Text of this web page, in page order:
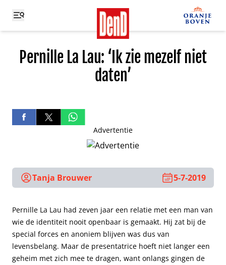
Pernille La Lau: ‘Ik zie mezelf niet
daten’
Advertentie
Tanja Brouwer 5-7-2019
Pernille La Lau had zeven jaar een relatie met een man van
wie de identiteit nooit openbaar is gemaakt. Hij zat bij de
special forces en anoniem blijven was dus van
levensbelang. Maar de presentatrice hoeft niet langer een
geheim met zich mee te dragen, want onlangs gingen de